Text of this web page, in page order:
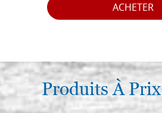
ACHETER
Produits À